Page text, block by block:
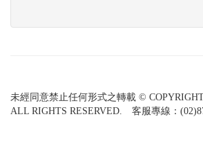
未經同意禁止任何形式之轉載 ©
ALL RIGHTS RESERVED. 客服專線：